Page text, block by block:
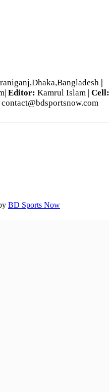
|
Editor: Kamrul Islam | Cell:
contact@bdsportsnow.com
BD Sports Now